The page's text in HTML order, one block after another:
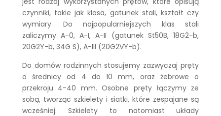
czynniki, takie jak klasa, gatunek stali, kształt czy
wymiary. Do najpopularniejszych klas stali
zaliczymy A-0, A-I, A-II (gatunek St50B, 18G2-b,
20G2Y-b, 34G S), A-III (20G2VY-b).
Do domów rodzinnych stosujemy zazwyczaj pręty
o średnicy od 4 do 10 mm, oraz żebrowe o
przekroju 4-40 mm. Osobne pręty łączymy ze
sobą, tworząc szkielety i siatki, które zespajane są
wcześniej. Szkielety to natomiast układy